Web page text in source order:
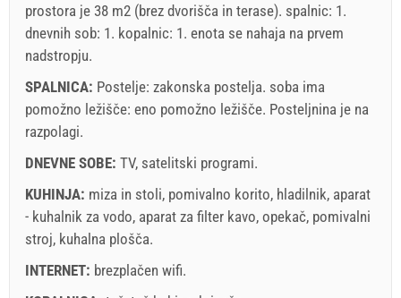
prostora je 38 m2 (brez dvorišča in terase). spalnic: 1.
dnevnih sob: 1. kopalnic: 1. enota se nahaja na prvem
nadstropju.
SPALNICA: Postelje: zakonska postelja. soba ima
pomožno ležišče: eno pomožno ležišče. Posteljnina je na
razpolagi.
DNEVNE SOBE: TV, satelitski programi.
KUHINJA: miza in stoli, pomivalno korito, hladilnik, aparat
- kuhalnik za vodo, aparat za filter kavo, opekač, pomivalni
stroj, kuhalna plošča.
INTERNET: brezplačen wifi.